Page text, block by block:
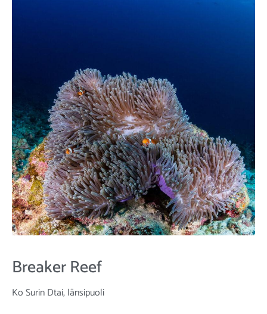
Breaker Reef
Ko Surin Dtai, länsipuoli